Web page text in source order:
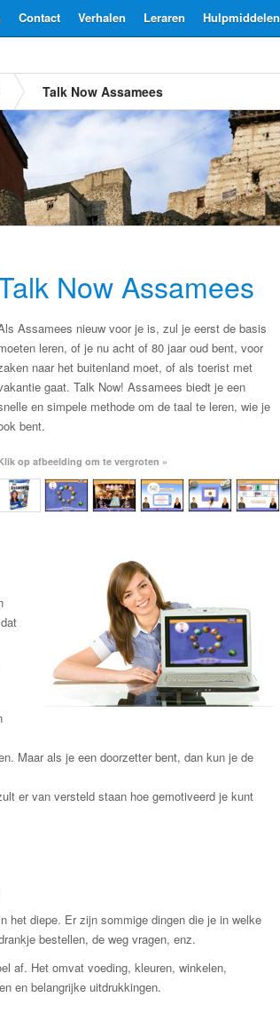
Hulpmiddelen
Leraren
Verhalen
Contact
Talk Now Assamees
Now Assamees
Assamees nieuw voor je is, zul je eerst de basis
leren, of je nu acht of 80 jaar oud bent, voor
naar het buitenland moet, of als toerist met
gaat. Talk Now! Assamees biedt je een
en simpele methode om de taal te leren, wie je
bent.
op afbeelding om te vergroten »
Maar als je een doorzetter bent, dan kun je de
er van versteld staan hoe gemotiveerd je kunt
het diepe. Er zijn sommige dingen die je in welke
bestellen, de weg vragen, enz.
af. Het omvat voeding, kleuren, winkelen,
en belangrijke uitdrukkingen.